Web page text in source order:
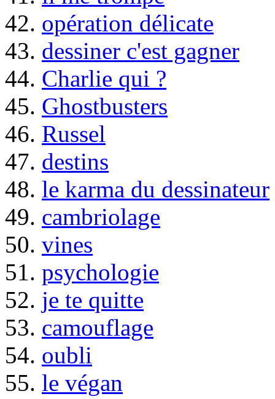
42. opération délicate
43. dessiner c'est gagner
44. Charlie qui ?
45. Ghostbusters
46. Russel
47. destins
48. le karma du dessinateur
49. cambriolage
50. vines
51. psychologie
52. je te quitte
53. camouflage
54. oubli
55. le végan